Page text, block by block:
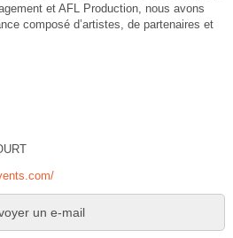
et AFL Production, nous avons
composé d’artistes, de partenaires et
un e-mail